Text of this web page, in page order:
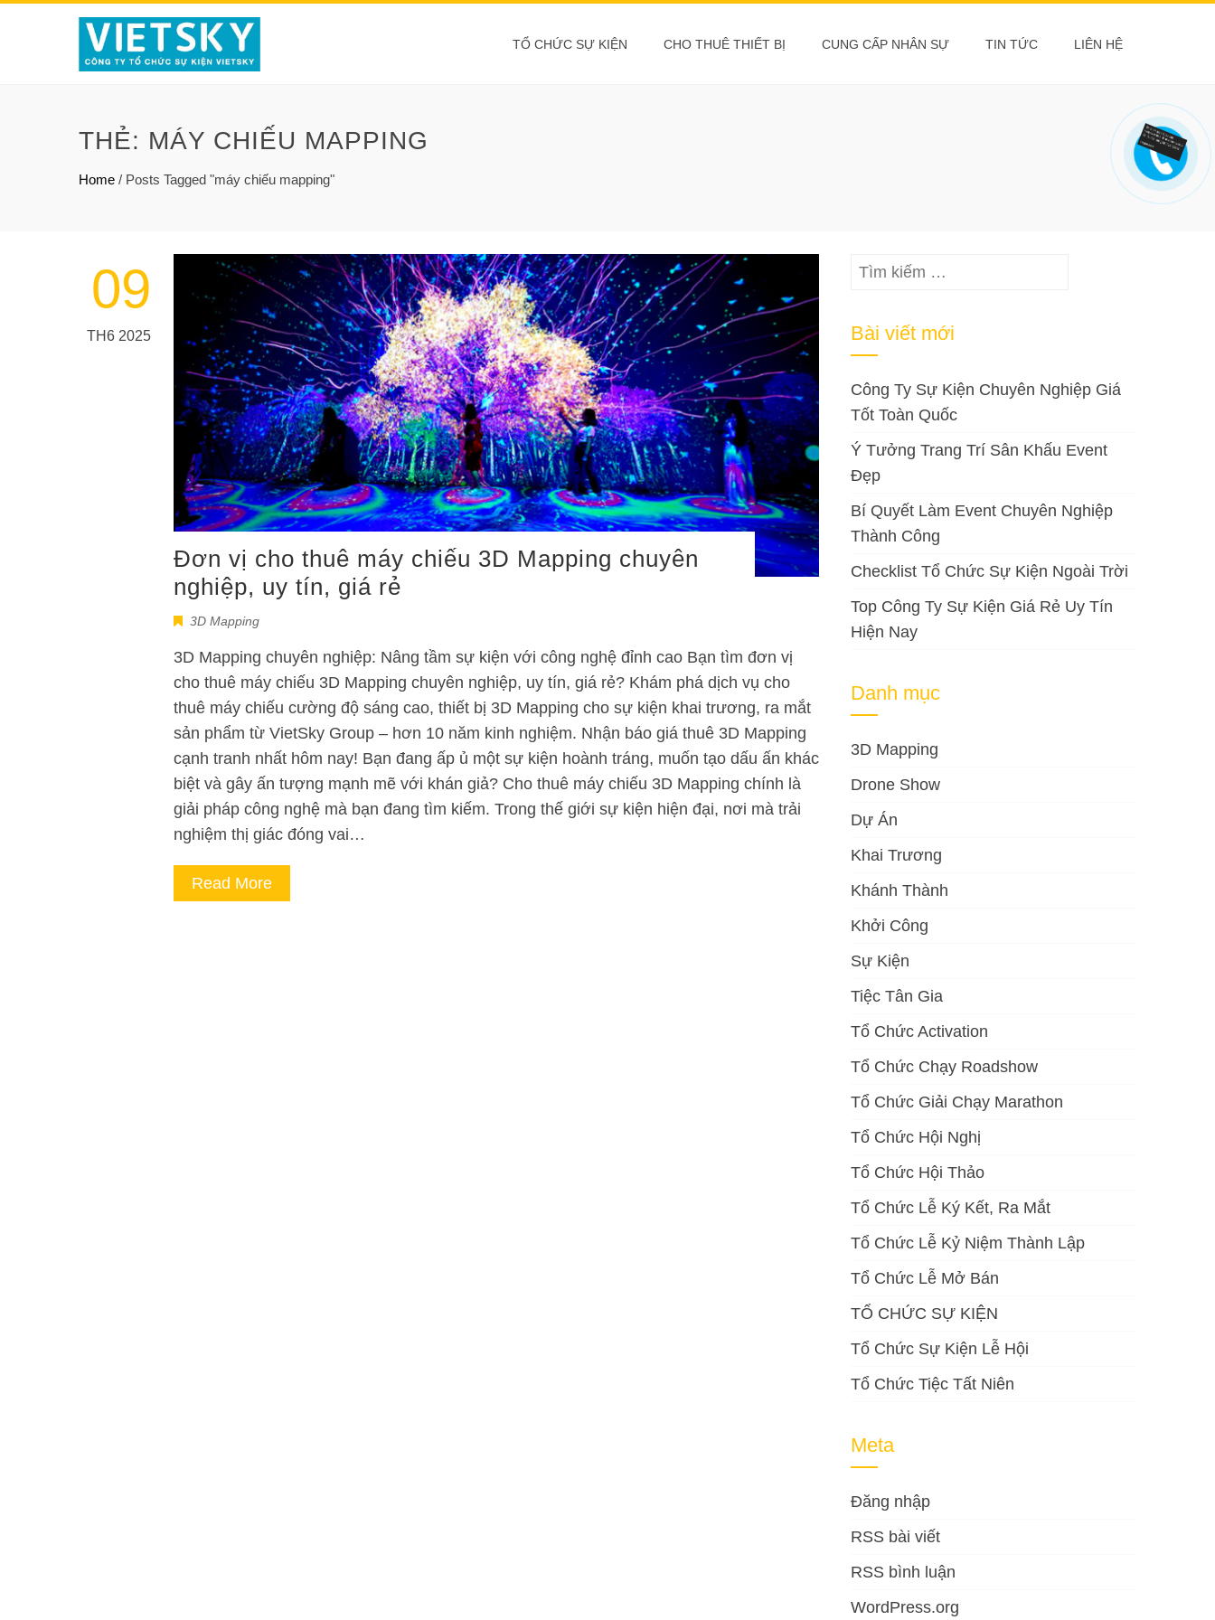
TỔ CHỨC SỰ KIỆN CHO THUÊ THIẾT BỊ CUNG CẤP NHÂN SỰ TIN TỨC LIÊN HỆ
THẺ: MÁY CHIẾU MAPPING
Home / Posts Tagged "máy chiếu mapping"
09
TH6 2025
Đơn vị cho thuê máy chiếu 3D Mapping chuyên
nghiệp, uy tín, giá rẻ
3D Mapping
3D Mapping chuyên nghiệp: Nâng tầm sự kiện với công nghệ đỉnh cao Bạn tìm đơn vị
cho thuê máy chiếu 3D Mapping chuyên nghiệp, uy tín, giá rẻ? Khám phá dịch vụ cho
thuê máy chiếu cường độ sáng cao, thiết bị 3D Mapping cho sự kiện khai trương, ra mắt
sản phẩm từ VietSky Group – hơn 10 năm kinh nghiệm. Nhận báo giá thuê 3D Mapping
cạnh tranh nhất hôm nay! Bạn đang ấp ủ một sự kiện hoành tráng, muốn tạo dấu ấn khác
biệt và gây ấn tượng mạnh mẽ với khán giả? Cho thuê máy chiếu 3D Mapping chính là
giải pháp công nghệ mà bạn đang tìm kiếm. Trong thế giới sự kiện hiện đại, nơi mà trải
nghiệm thị giác đóng vai…
Read More
Tìm
Bài viết mới
Công Ty Sự Kiện Chuyên Nghiệp Giá
Tốt Toàn Quốc
Ý Tưởng Trang Trí Sân Khấu Event
Đẹp
Bí Quyết Làm Event Chuyên Nghiệp
Thành Công
Checklist Tổ Chức Sự Kiện Ngoài Trời
Top Công Ty Sự Kiện Giá Rẻ Uy Tín
Hiện Nay
Danh mục
3D Mapping
Drone Show
Dự Án
Khai Trương
Khánh Thành
Khởi Công
Sự Kiện
Tiệc Tân Gia
Tổ Chức Activation
Tổ Chức Chạy Roadshow
Tổ Chức Giải Chạy Marathon
Tổ Chức Hội Nghị
Tổ Chức Hội Thảo
Tổ Chức Lễ Ký Kết, Ra Mắt
Tổ Chức Lễ Kỷ Niệm Thành Lập
Tổ Chức Lễ Mở Bán
TỔ CHỨC SỰ KIỆN
Tổ Chức Sự Kiện Lễ Hội
Tổ Chức Tiệc Tất Niên
Meta
Đăng nhập
RSS bài viết
RSS bình luận
WordPress.org